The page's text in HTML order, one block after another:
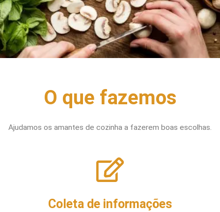
O que fazemos
Ajudamos os amantes de cozinha a fazerem boas escolhas.
Coleta de informações